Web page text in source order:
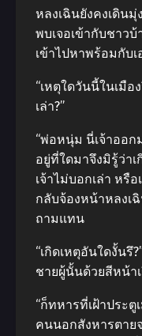
หลงเฉินยังคงเดิน
พบเจอเข้ากับชาว
เข้าไปหาพร้อมกับเ
“เหตุใดวันนี้ในเมือ
เล่า?”
“พ่อหนุ่ม นี่เจ้าออก
อยู่ที่ใดมาจึงมิรู้ว่า
เจ้าไม่บอกเล่า หรื
กลับจ้องหน้าหลงเ
ถามแทน
“เกิดเหตุอันใดงั้นรึ
ชายผู้นั้นด้วยสีหน้าเ
“ก็ทหารที่เฝ้าประ
คนนอกสังหารตา